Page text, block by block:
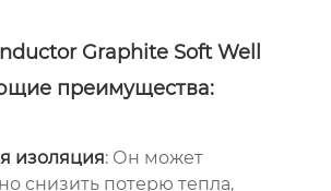
Graphite Soft Well
преимущества:
изоляция: Он может
снизить потерю тепла,